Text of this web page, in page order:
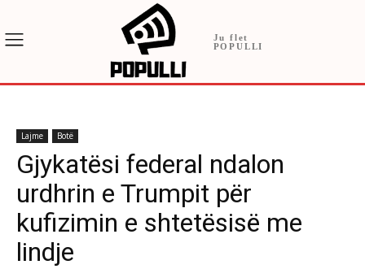
Ju flet
POPULLI
Lajme Botë
Gjykatësi federal ndalon
urdhrin e Trumpit për
kufizimin e shtetësisë me
lindje